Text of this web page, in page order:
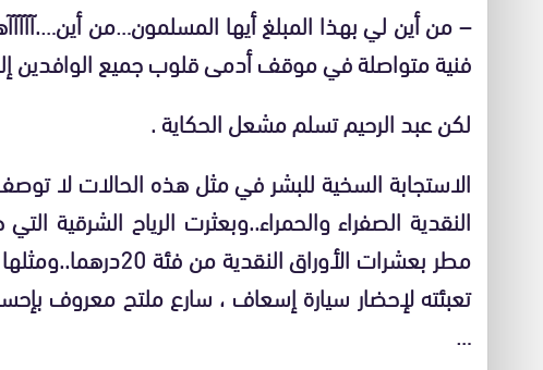
– من أين لي بهذا المبلغ أيها المسلمون…من
فنية متواصلةفي موقف أدمى قلوب جميع الوافدين
لكن عبد الرحيم تسلم مشعل الحكاية .
الاستجابة السخية للبشر في مثل هذه الحالات لا
النقدية الصفراء والحمراء..وبعثرت الرياح الشرقية
تعبئته لإحضار سيارة إسعاف ، سارع ملتح معروف
…